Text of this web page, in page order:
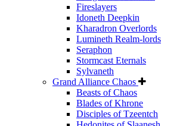
Fireslayers
Idoneth Deepkin
Kharadron Overlords
Lumineth Realm-lords
Seraphon
Stormcast Eternals
Sylvaneth
Grand Alliance Chaos
Beasts of Chaos
Blades of Khrone
Disciples of Tzeentch